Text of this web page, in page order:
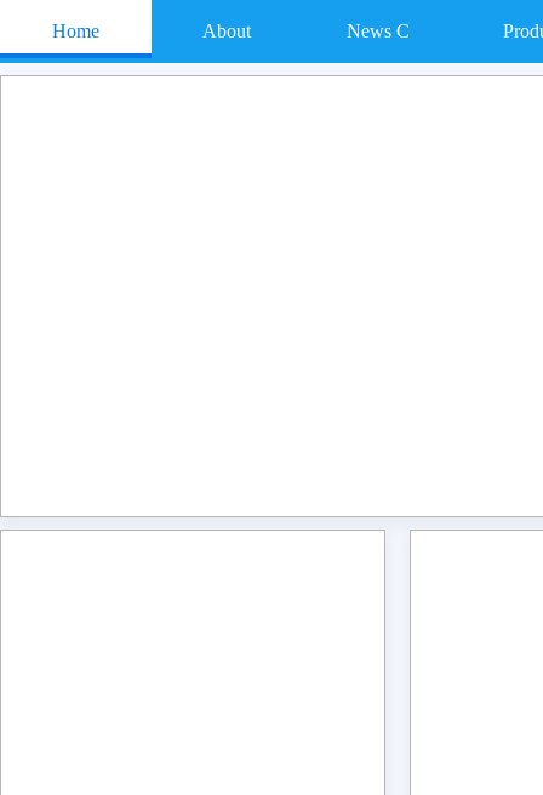
Home About News C